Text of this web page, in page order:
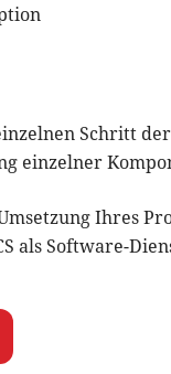
Schritt
einzelner
Ihres
als Software-